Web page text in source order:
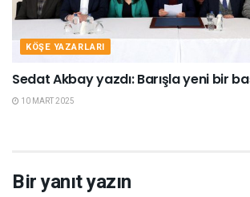
KÖŞE YAZARLARI
Sedat Akbay yazdı: Barışla yeni bir
10 MART 2025
Bir yanıt yazın